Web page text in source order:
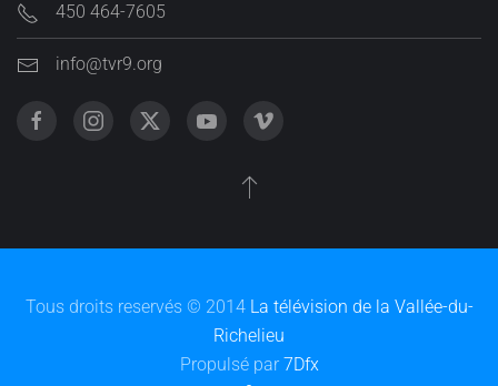
450 464-7605
info@tvr9.org
Tous droits reservés © 2014 La télévision de la Vallée-du-
Richelieu
Propulsé par 7Dfx